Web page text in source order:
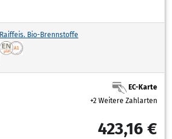
Raiffeis. Bio-Brennstoffe
EC-Karte
+2 Weitere Zahlarten
423,16 €